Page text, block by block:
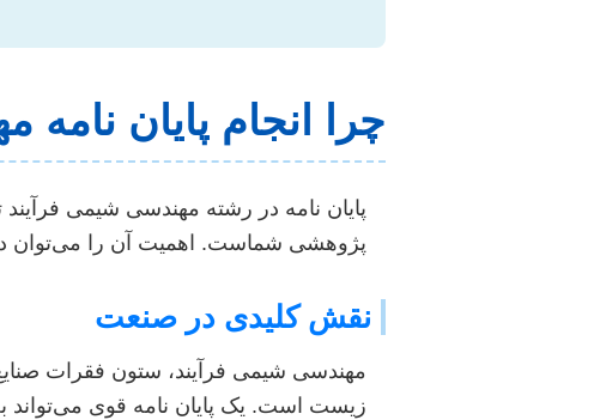
چرا انجام پایان
پایان نامه در رشته مهندسی شیمی
پژوهشی شماست. اهمیت آن را می‌توان
نقش کلیدی در صنعت
مهندسی شیمی فرآیند، ستون فقرات
زیست است. یک پایان نامه قوی می‌تواند